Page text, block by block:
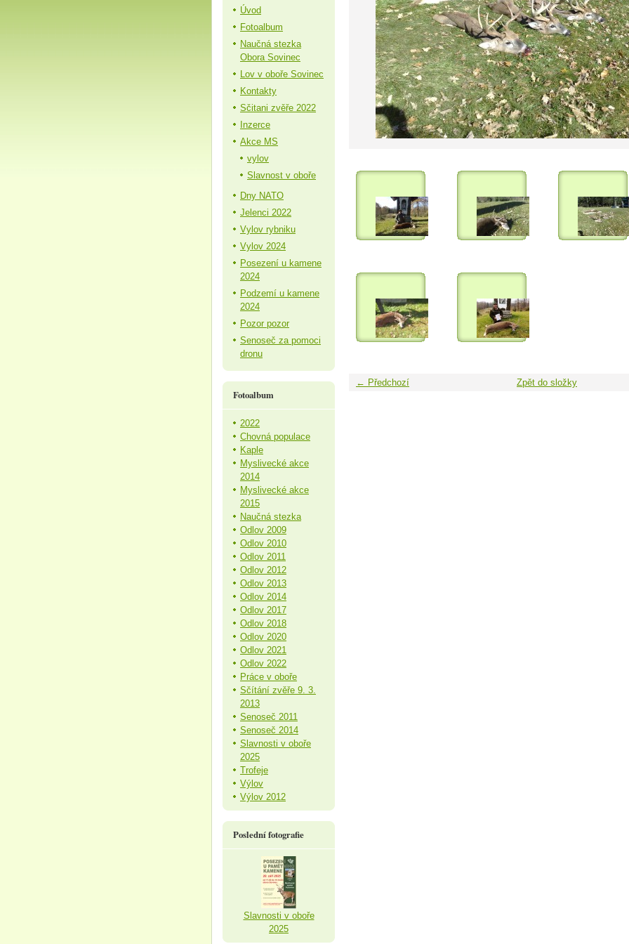
← Předchozí Zpět do složky
Úvod
Fotoalbum
Naučná stezka
Obora Sovinec
Lov v oboře Sovinec
Kontakty
Sčitani zvěře 2022
Inzerce
Akce MS
vylov
Slavnost v oboře
Dny NATO
Jelenci 2022
Vylov rybniku
Vylov 2024
Posezení u kamene
2024
Podzemí u kamene
2024
Pozor pozor
Senoseč za pomoci
dronu
Fotoalbum
2022
Chovná populace
Kaple
Myslivecké akce
2014
Myslivecké akce
2015
Naučná stezka
Odlov 2009
Odlov 2010
Odlov 2011
Odlov 2012
Odlov 2013
Odlov 2014
Odlov 2017
Odlov 2018
Odlov 2020
Odlov 2021
Odlov 2022
Práce v oboře
Sčítání zvěře 9. 3.
2013
Senoseč 2011
Senoseč 2014
Slavnosti v oboře
2025
Trofeje
Výlov
Výlov 2012
Poslední fotografie
Slavnosti v oboře
2025